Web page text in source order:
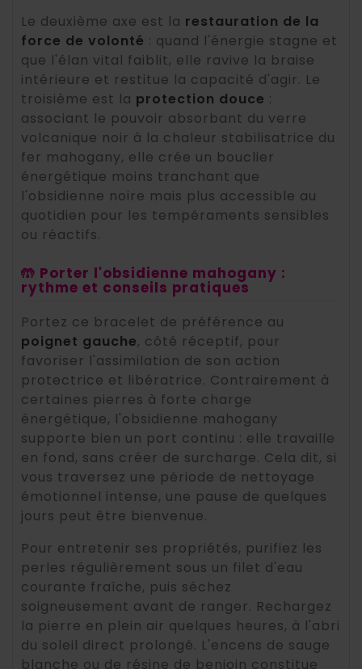
Le deuxième axe est la restauration de la
force de volonté : quand l'énergie stagne et
que l'élan vital faiblit, elle ravive la braise
intérieure et restitue la capacité d'agir. Le
troisième est la protection douce :
associant le pouvoir absorbant du verre
volcanique noir à la chaleur stabilisatrice du
fer mahogany, elle crée un bouclier
énergétique moins tranchant que
l'obsidienne noire mais plus accessible au
quotidien pour les tempéraments sensibles
ou réactifs.
🤲 Porter l'obsidienne mahogany :
rythme et conseils pratiques
Portez ce bracelet de préférence au
poignet gauche, côté réceptif, pour
favoriser l'assimilation de son action
protectrice et libératrice. Contrairement à
certaines pierres à forte charge
énergétique, l'obsidienne mahogany
supporte bien un port continu : elle travaille
en fond, sans créer de surcharge. Cela dit, si
vous traversez une période de nettoyage
émotionnel intense, une pause de quelques
jours peut être bienvenue.
Pour entretenir ses propriétés, purifiez les
perles régulièrement sous un filet d'eau
courante fraîche, puis séchez
soigneusement avant de ranger. Rechargez
la pierre en plein air quelques heures, à l'abri
du soleil direct prolongé. L'encens de sauge
blanche ou de résine de benjoin constitue